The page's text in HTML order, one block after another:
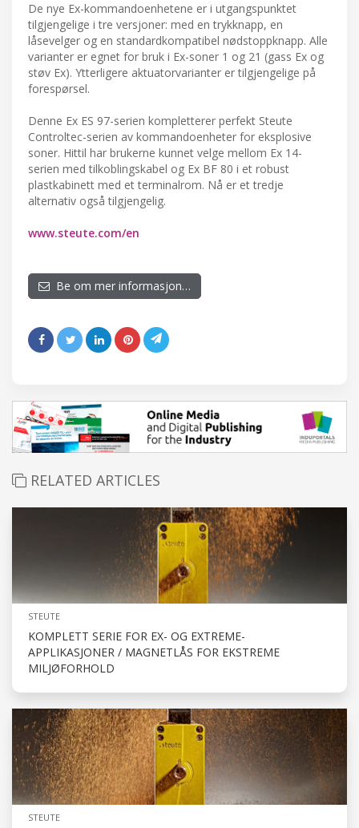
De nye Ex-kommandoenhetene er i utgangspunktet
tilgjengelige i tre versjoner: med en trykknapp, en
låsevelger og en standardkompatibel nødstoppknapp. Alle
varianter er egnet for bruk i Ex-soner 1 og 21 (gass Ex og
støv Ex). Ytterligere aktuatorvarianter er tilgjengelige på
forespørsel.
Denne Ex ES 97-serien kompletterer perfekt Steute
Controltec-serien av kommandoenheter for eksplosive
soner. Hittil har brukerne kunnet velge mellom Ex 14-
serien med tilkoblingskabel og Ex BF 80 i et robust
plastkabinett med et terminalrom. Nå er et tredje
alternativ også tilgjengelig.
www.steute.com/en
Be om mer informasjon…
RELATED ARTICLES
STEUTE
KOMPLETT SERIE FOR EX- OG EXTREME-
APPLIKASJONER / MAGNETLÅS FOR EKSTREME
MILJØFORHOLD
STEUTE